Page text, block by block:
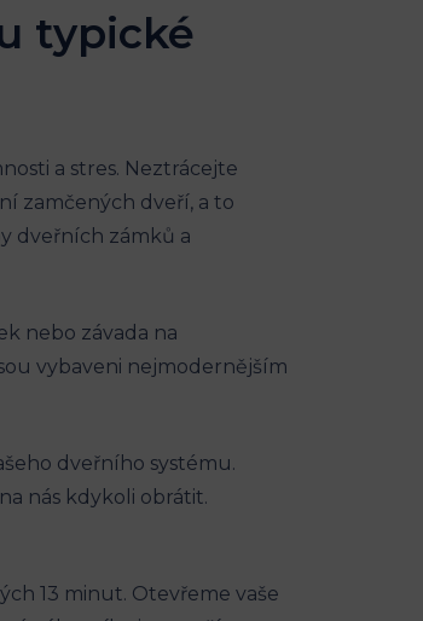
typické
a stres. Neztrácejte
zamčených dveří, a to
dveřních zámků a
nebo závada na
vybaveni nejmodernějším
dveřního systému.
nás kdykoli obrátit.
13 minut. Otevřeme vaše